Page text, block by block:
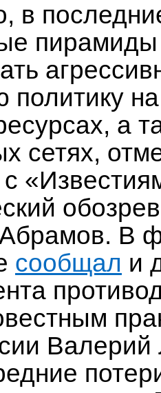
в
пирамиды
политику
а
сетях,
с
В
сообщал и
Валерий